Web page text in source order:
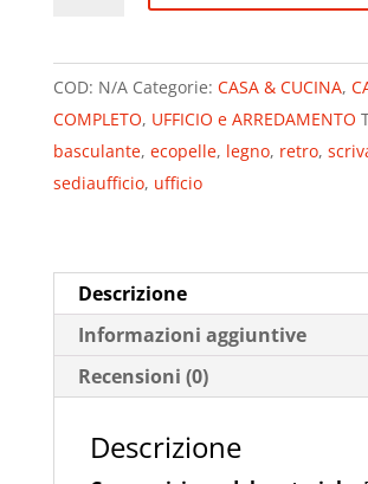
Dayton
Finta
Pelle
I
Sedia
Con
Poggiatesta
I
Sedia
COD: N/A Categorie: CASA & CUCINA,
COMPLETO, UFFICIO e ARREDAMENTO
basculante, ecopelle, legno, retro,
sediaufficio, ufficio
Descrizione
Informazioni aggiuntive
Recensioni (0)
Descrizione